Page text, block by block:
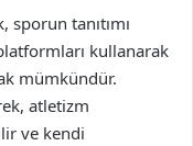
tanıtımı
kullanarak
mümkündür.
atletizm
ve kendi